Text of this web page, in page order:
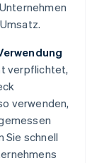
verpflichtet,
verwenden,
Sie schnell